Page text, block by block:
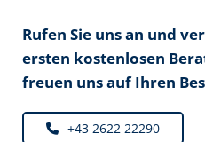
Rufen Sie uns an und
ersten kostenlosen
freuen uns auf Ihren
+43 2622 22290